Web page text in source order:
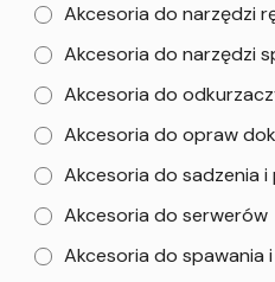
Akcesoria do narzędzi
Akcesoria do narzędzi
Akcesoria do
Akcesoria do opraw
Akcesoria do sadzenia i
Akcesoria do serwerów
Akcesoria do spawania